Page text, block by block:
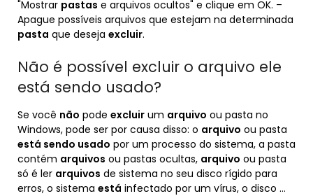
"Mostrar pastas e arquivos ocultos" e clique em OK. –
Apague possíveis arquivos que estejam na determinada
pasta que deseja excluir.
Não é possível excluir o arquivo ele
está sendo usado?
Se você não pode excluir um arquivo ou pasta no
Windows, pode ser por causa disso: o arquivo ou pasta
está sendo usado por um processo do sistema, a pasta
contém arquivos ou pastas ocultas, arquivo ou pasta
só é ler arquivos de sistema no seu disco rígido para
erros, o sistema está infectado por um vírus, o disco …